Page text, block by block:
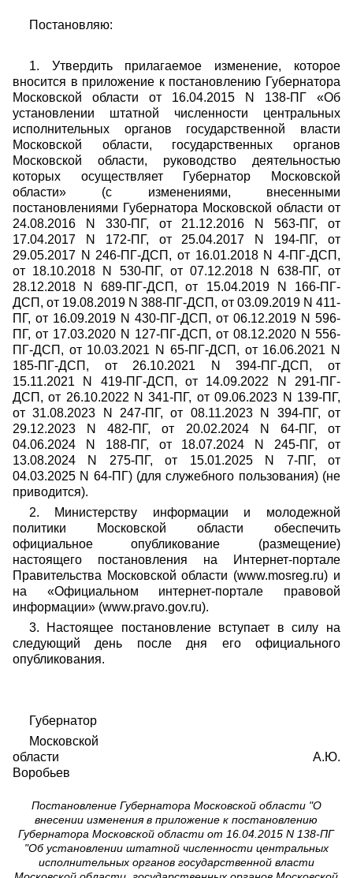
Постановляю:
1. Утвердить прилагаемое изменение, которое
вносится в приложение к постановлению Губернатора
Московской области от 16.04.2015 N 138-ПГ «Об
установлении штатной численности центральных
исполнительных органов государственной власти
Московской области, государственных органов
Московской области, руководство деятельностью
которых осуществляет Губернатор Московской
области» (с изменениями, внесенными
постановлениями Губернатора Московской области от
24.08.2016 N 330-ПГ, от 21.12.2016 N 563-ПГ, от
17.04.2017 N 172-ПГ, от 25.04.2017 N 194-ПГ, от
29.05.2017 N 246-ПГ-ДСП, от 16.01.2018 N 4-ПГ-ДСП,
от 18.10.2018 N 530-ПГ, от 07.12.2018 N 638-ПГ, от
28.12.2018 N 689-ПГ-ДСП, от 15.04.2019 N 166-ПГ-
ДСП, от 19.08.2019 N 388-ПГ-ДСП, от 03.09.2019 N 411-
ПГ, от 16.09.2019 N 430-ПГ-ДСП, от 06.12.2019 N 596-
ПГ, от 17.03.2020 N 127-ПГ-ДСП, от 08.12.2020 N 556-
ПГ-ДСП, от 10.03.2021 N 65-ПГ-ДСП, от 16.06.2021 N
185-ПГ-ДСП, от 26.10.2021 N 394-ПГ-ДСП, от
15.11.2021 N 419-ПГ-ДСП, от 14.09.2022 N 291-ПГ-
ДСП, от 26.10.2022 N 341-ПГ, от 09.06.2023 N 139-ПГ,
от 31.08.2023 N 247-ПГ, от 08.11.2023 N 394-ПГ, от
29.12.2023 N 482-ПГ, от 20.02.2024 N 64-ПГ, от
04.06.2024 N 188-ПГ, от 18.07.2024 N 245-ПГ, от
13.08.2024 N 275-ПГ, от 15.01.2025 N 7-ПГ, от
04.03.2025 N 64-ПГ) (для служебного пользования) (не
приводится).
2. Министерству информации и молодежной
политики Московской области обеспечить
официальное опубликование (размещение)
настоящего постановления на Интернет-портале
Правительства Московской области (www.mosreg.ru) и
на «Официальном интернет-портале правовой
информации» (www.pravo.gov.ru).
3. Настоящее постановление вступает в силу на
следующий день после дня его официального
опубликования.
Губернатор
Московской
области А.Ю.
Воробьев
Постановление Губернатора Московской области "О
внесении изменения в приложение к постановлению
Губернатора Московской области от 16.04.2015 N 138-ПГ
"Об установлении штатной численности центральных
исполнительных органов государственной власти